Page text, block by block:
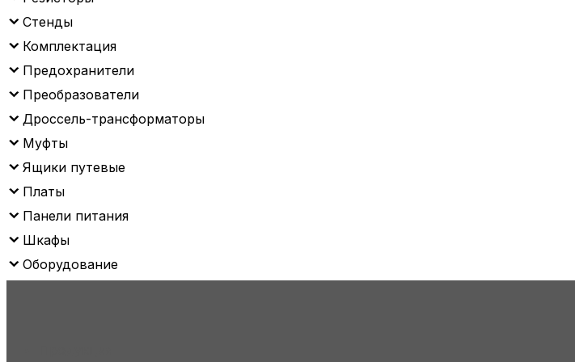
Стенды
Комплектация
Предохранители
Преобразователи
Дроссель-трансформаторы
Муфты
Ящики путевые
Платы
Панели питания
Шкафы
Оборудование